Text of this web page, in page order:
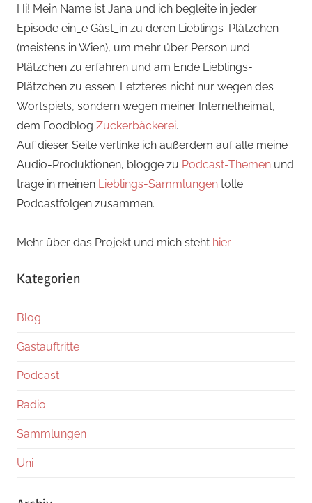
Hi! Mein Name ist Jana und ich begleite in jeder
Episode ein_e Gäst_in zu deren Lieblings-Plätzchen
(meistens in Wien), um mehr über Person und
Plätzchen zu erfahren und am Ende Lieblings-
Plätzchen zu essen. Letzteres nicht nur wegen des
Wortspiels, sondern wegen meiner Internetheimat,
dem Foodblog Zuckerbäckerei.
Auf dieser Seite verlinke ich außerdem auf alle meine
Audio-Produktionen, blogge zu Podcast-Themen und
trage in meinen Lieblings-Sammlungen tolle
Podcastfolgen zusammen.
Mehr über das Projekt und mich steht hier.
Kategorien
Blog
Gastauftritte
Podcast
Radio
Sammlungen
Uni